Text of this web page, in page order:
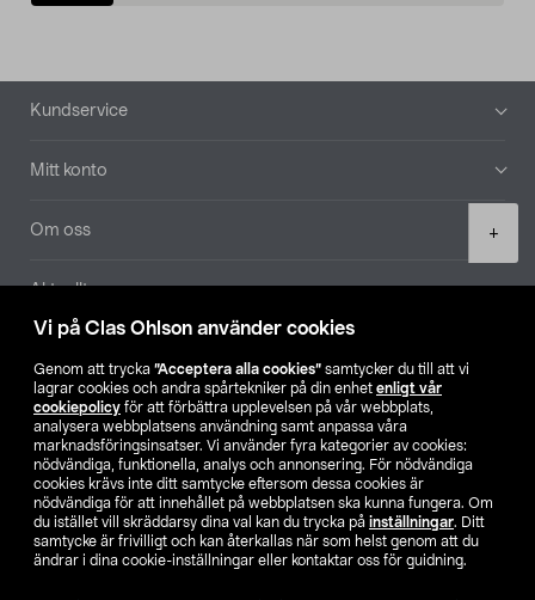
Vi på Clas Ohlson använder cookies
Genom att trycka ”Acceptera alla cookies” samtycker du till att vi
lagrar cookies och andra spårtekniker på din enhet enligt vår
cookiepolicy för att förbättra upplevelsen på vår webbplats,
analysera webbplatsens användning samt anpassa våra
marknadsföringsinsatser. Vi använder fyra kategorier av cookies:
nödvändiga, funktionella, analys och annonsering. För nödvändiga
cookies krävs inte ditt samtycke eftersom dessa cookies är
nödvändiga för att innehållet på webbplatsen ska kunna fungera. Om
du istället vill skräddarsy dina val kan du trycka på inställningar. Ditt
samtycke är frivilligt och kan återkallas när som helst genom att du
ändrar i dina cookie-inställningar eller kontaktar oss för guidning.
+
Sidfot
Kundservice
Mitt konto
Om oss
Aktuellt
Hitta butik
SE NO FI